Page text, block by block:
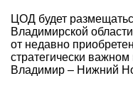
ЦОД будет
Владимирской
от недавно
стратегически
Владимир – Нижний